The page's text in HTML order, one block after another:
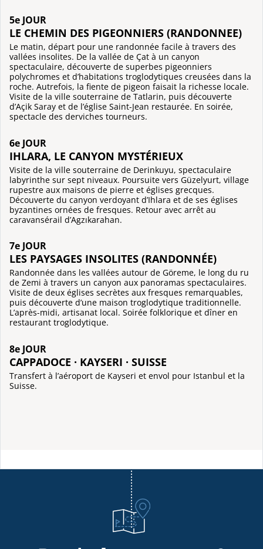
5e JOUR
LE CHEMIN DES PIGEONNIERS (RANDONNEE)
Le matin, départ pour une randonnée facile à travers des
vallées insolites. De la vallée de Çat à un canyon
spectaculaire, découverte de superbes pigeonniers
polychromes et d’habitations troglodytiques creusées dans la
roche. Autrefois, la fiente de pigeon faisait la richesse locale.
Visite de la ville souterraine de Tatlarin, puis découverte
d’Açik Saray et de l’église Saint-Jean restaurée. En soirée,
spectacle des derviches tourneurs.
6e JOUR
IHLARA, LE CANYON MYSTÉRIEUX
Visite de la ville souterraine de Derinkuyu, spectaculaire
labyrinthe sur sept niveaux. Poursuite vers Güzelyurt, village
rupestre aux maisons de pierre et églises grecques.
Découverte du canyon verdoyant d’Ihlara et de ses églises
byzantines ornées de fresques. Retour avec arrêt au
caravansérail d’Agzıkarahan.
7e JOUR
LES PAYSAGES INSOLITES (RANDONNÉE)
Randonnée dans les vallées autour de Göreme, le long du ru
de Zemi à travers un canyon aux panoramas spectaculaires.
Visite de deux églises secrètes aux fresques remarquables,
puis découverte d’une maison troglodytique traditionnelle.
L’après-midi, artisanat local. Soirée folklorique et dîner en
restaurant troglodytique.
8e JOUR
CAPPADOCE · KAYSERI · SUISSE
Transfert à l’aéroport de Kayseri et envol pour Istanbul et la
Suisse.